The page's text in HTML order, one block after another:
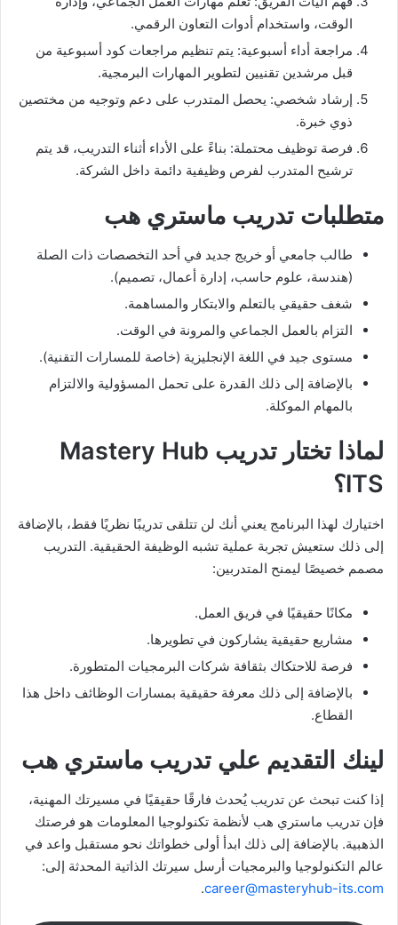
الوقت، واستخدام أدوات التعاون الرقمي.
مراجعة أداء أسبوعية: يتم تنظيم مراجعات كود أسبوعية من
قبل مرشدين تقنيين لتطوير المهارات البرمجية.
إرشاد شخصي: يحصل المتدرب على دعم وتوجيه من مختصين
ذوي خبرة.
فرصة توظيف محتملة: بناءً على الأداء أثناء التدريب، قد يتم
ترشيح المتدرب لفرص وظيفية دائمة داخل الشركة.
متطلبات تدريب ماستري هب
طالب جامعي أو خريج جديد في أحد التخصصات ذات الصلة
(هندسة، علوم حاسب، إدارة أعمال، تصميم).
شغف حقيقي بالتعلم والابتكار والمساهمة.
التزام بالعمل الجماعي والمرونة في الوقت.
مستوى جيد في اللغة الإنجليزية (خاصة للمسارات التقنية).
بالإضافة إلى ذلك القدرة على تحمل المسؤولية والالتزام
بالمهام الموكلة.
لماذا تختار تدريب Mastery Hub
ITS؟
اختيارك لهذا البرنامج يعني أنك لن تتلقى تدريبًا نظريًا فقط، بالإضافة
إلى ذلك ستعيش تجربة عملية تشبه الوظيفة الحقيقية. التدريب
مصمم خصيصًا ليمنح المتدربين:
مكانًا حقيقيًا في فريق العمل.
مشاريع حقيقية يشاركون في تطويرها.
فرصة للاحتكاك بثقافة شركات البرمجيات المتطورة.
بالإضافة إلى ذلك معرفة حقيقية بمسارات الوظائف داخل هذا
القطاع.
لينك التقديم علي تدريب ماستري هب
إذا كنت تبحث عن تدريب يُحدث فارقًا حقيقيًا في مسيرتك المهنية،
فإن تدريب ماستري هب لأنظمة تكنولوجيا المعلومات هو فرصتك
الذهبية. بالإضافة إلى ذلك ابدأ أولى خطواتك نحو مستقبل واعد في
عالم التكنولوجيا والبرمجيات أرسل سيرتك الذاتية المحدثة إلى:
career@masteryhub-its.com
.